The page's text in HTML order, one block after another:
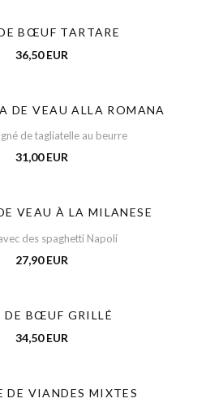
BŒUF TARTARE
36,50 EUR
DE VEAU ALLA ROMANA
de tagliatelle au beurre
31,00 EUR
VEAU À LA MILANESE
des spaghetti Napoli
27,90 EUR
DE BŒUF GRILLÉ
34,50 EUR
DE VIANDES MIXTES